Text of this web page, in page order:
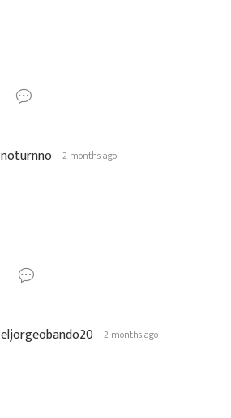
noturnno 2 months ago
eljorgeobando20 2 months ago